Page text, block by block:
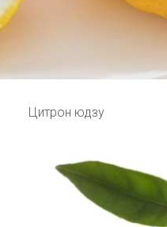
Цитрон юдзу